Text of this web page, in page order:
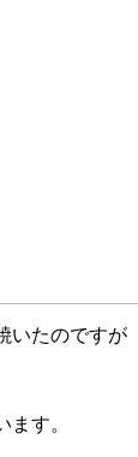
いたのですが
ます。